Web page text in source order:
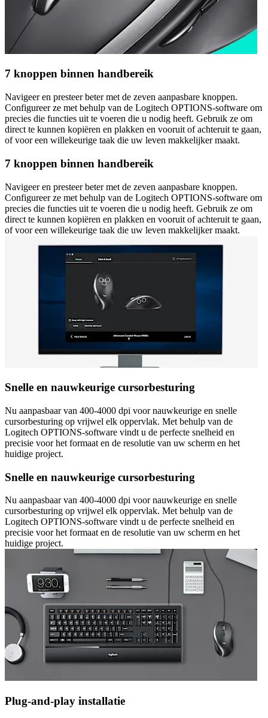
7 knoppen binnen handbereik
Navigeer en presteer beter met de zeven aanpasbare knoppen.
Configureer ze met behulp van de Logitech OPTIONS-software om
precies die functies uit te voeren die u nodig heeft. Gebruik ze om
direct te kunnen kopiëren en plakken en vooruit of achteruit te gaan,
of voor een willekeurige taak die uw leven makkelijker maakt.
7 knoppen binnen handbereik
Navigeer en presteer beter met de zeven aanpasbare knoppen.
Configureer ze met behulp van de Logitech OPTIONS-software om
precies die functies uit te voeren die u nodig heeft. Gebruik ze om
direct te kunnen kopiëren en plakken en vooruit of achteruit te gaan,
of voor een willekeurige taak die uw leven makkelijker maakt.
Snelle en nauwkeurige cursorbesturing
Nu aanpasbaar van 400-4000 dpi voor nauwkeurige en snelle
cursorbesturing op vrijwel elk oppervlak. Met behulp van de
Logitech OPTIONS-software vindt u de perfecte snelheid en
precisie voor het formaat en de resolutie van uw scherm en het
huidige project.
Snelle en nauwkeurige cursorbesturing
Nu aanpasbaar van 400-4000 dpi voor nauwkeurige en snelle
cursorbesturing op vrijwel elk oppervlak. Met behulp van de
Logitech OPTIONS-software vindt u de perfecte snelheid en
precisie voor het formaat en de resolutie van uw scherm en het
huidige project.
Plug-and-play installatie